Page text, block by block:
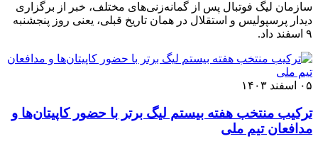
سازمان لیگ فوتبال پس از گمانه‌زنی‌های مختلف، خبر از برگزاری
دیدار پرسپولیس و استقلال در همان تاریخ قبلی، یعنی روز پنجشنبه
۹ اسفند داد.
۰۵ اسفند ۱۴۰۳
ترکیب منتخب هفته بیستم لیگ برتر با حضور کاپیتان‌ها و
مدافعان تیم ملی